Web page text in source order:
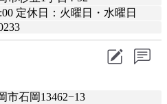
定休日：火曜日・水曜日
市石岡13462−13